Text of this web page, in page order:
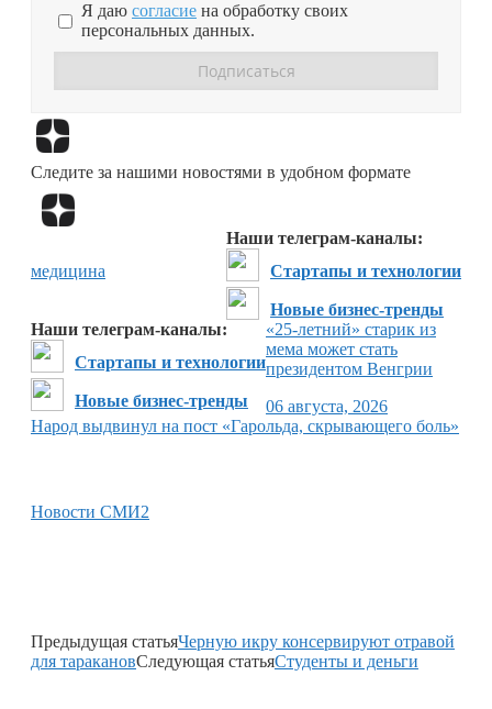
Я даю согласие на обработку своих
персональных данных.
Следите за нашими новостями в удобном формате
Наши телеграм-каналы:
Стартапы и технологии
Новые бизнес-тренды
Наши телеграм-каналы:
Стартапы и технологии
Новые бизнес-тренды
медицина
«25-летний» старик из
мема может стать
президентом Венгрии
06 августа, 2026
Народ выдвинул на пост «Гарольда, скрывающего боль»
Новости СМИ2
Предыдущая статьяЧерную икру консервируют отравой
для таракановСледующая статьяСтуденты и деньги